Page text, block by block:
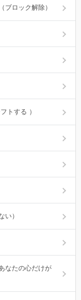
ブロック解除）
トする ）
い）
なたの心だけが